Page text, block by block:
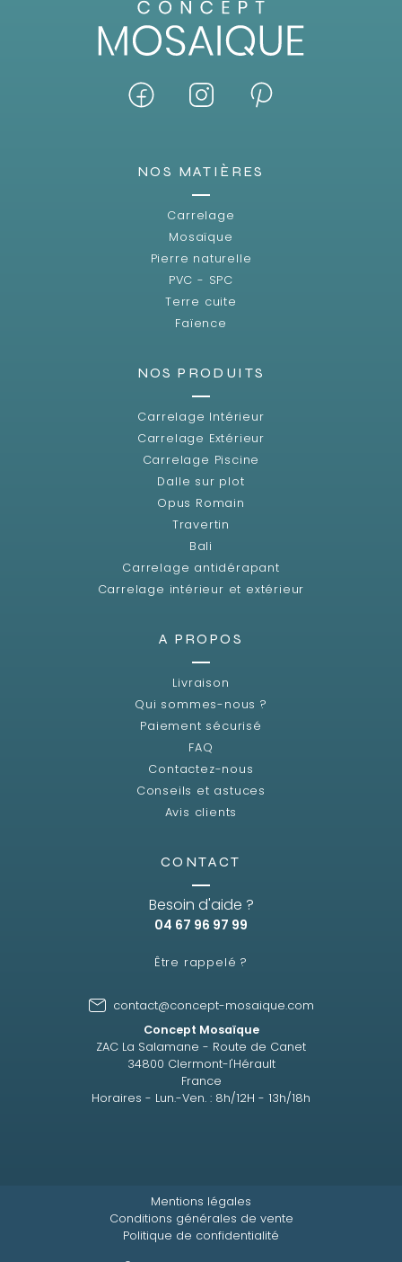
NOS MATIÈRES
Carrelage
Mosaïque
Pierre naturelle
PVC - SPC
Terre cuite
Faïence
NOS PRODUITS
Carrelage Intérieur
Carrelage Extérieur
Carrelage Piscine
Dalle sur plot
Opus Romain
Travertin
Bali
Carrelage antidérapant
Carrelage intérieur et extérieur
A PROPOS
Livraison
Qui sommes-nous ?
Paiement sécurisé
FAQ
Contactez-nous
Conseils et astuces
Avis clients
CONTACT
Besoin d'aide ?
04 67 96 97 99
Être rappelé ?
contact@concept-mosaique.com
Concept Mosaïque
ZAC La Salamane - Route de Canet
34800 Clermont-l'Hérault
France
Horaires - Lun.-Ven. : 8h/12H - 13h/18h
Mentions légales
Conditions générales de vente
Politique de confidentialité